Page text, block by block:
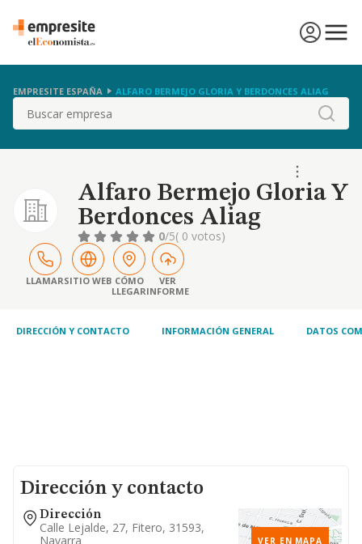
EMPRESITE ESPAÑA ALFARO BERMEJO GLORIA Y BERDONCES ALIAG
Buscar
Alfaro Bermejo Gloria Y
Berdonces Aliag
0/5( 0 votos)
LLAMARSITIO WEB CÓMO
LLEGAR
VER
INFORME
DIRECCIÓN Y CONTACTO INFORMACIÓN GENERAL DATOS
Dirección y contacto
Dirección
Calle Lejalde, 27, Fitero, 31593,
Navarra
VER EN MAPA